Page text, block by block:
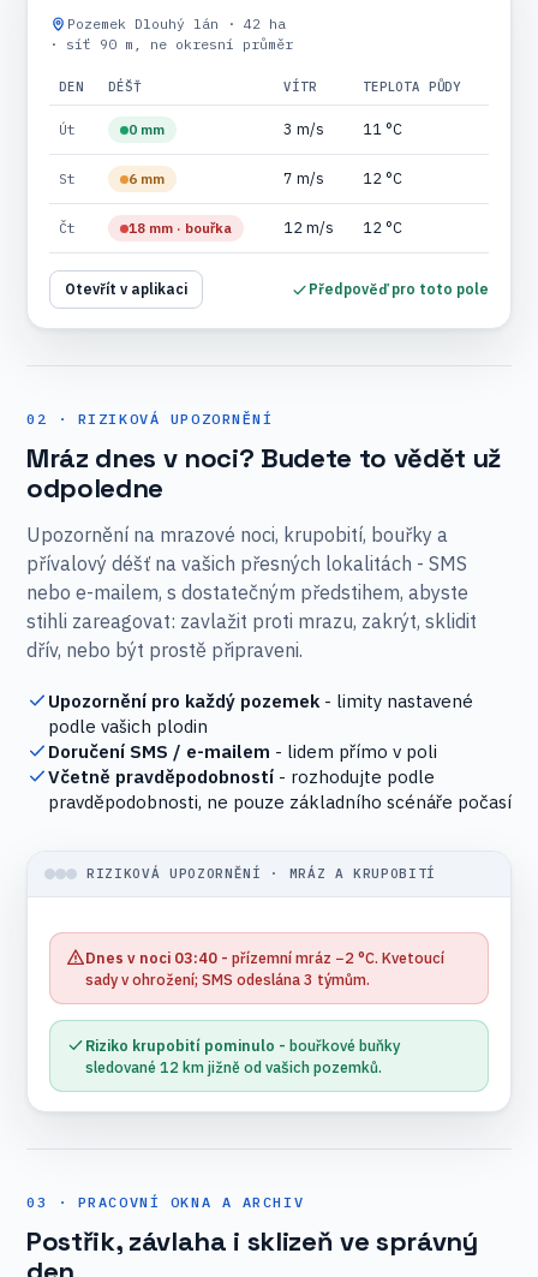
Pozemek Dlouhý lán · 42 ha
· síť 90 m, ne okresní průměr
DEN DÉŠŤ VÍTR TEPLOTA PŮDY
Út 0 mm 3 m/s 11 °C
St 6 mm 7 m/s 12 °C
Čt 18 mm · bouřka 12 m/s 12 °C
Otevřít v aplikaci Předpověď pro toto pole
02 · RIZIKOVÁ UPOZORNĚNÍ
Mráz dnes v noci? Budete to vědět už
odpoledne
Upozornění na mrazové noci, krupobití, bouřky a
přívalový déšť na vašich přesných lokalitách - SMS
nebo e-mailem, s dostatečným předstihem, abyste
stihli zareagovat: zavlažit proti mrazu, zakrýt, sklidit
dřív, nebo být prostě připraveni.
Upozornění pro každý pozemek - limity nastavené
podle vašich plodin
Doručení SMS / e-mailem - lidem přímo v poli
Včetně pravděpodobností - rozhodujte podle
pravděpodobnosti, ne pouze základního scénáře počasí
RIZIKOVÁ UPOZORNĚNÍ · MRÁZ A KRUPOBITÍ
Dnes v noci 03:40 - přízemní mráz −2 °C. Kvetoucí
sady v ohrožení; SMS odeslána 3 týmům.
Riziko krupobití pominulo - bouřkové buňky
sledované 12 km jižně od vašich pozemků.
03 · PRACOVNÍ OKNA A ARCHIV
Postřik, závlaha i sklizeň ve správný